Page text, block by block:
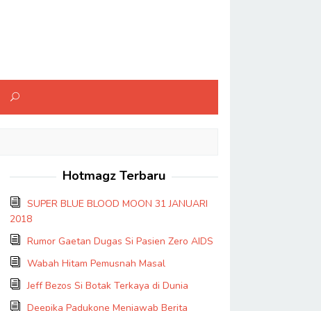
Hotmagz Terbaru
SUPER BLUE BLOOD MOON 31 JANUARI
2018
Rumor Gaetan Dugas Si Pasien Zero AIDS
Wabah Hitam Pemusnah Masal
Jeff Bezos Si Botak Terkaya di Dunia
Deepika Padukone Menjawab Berita